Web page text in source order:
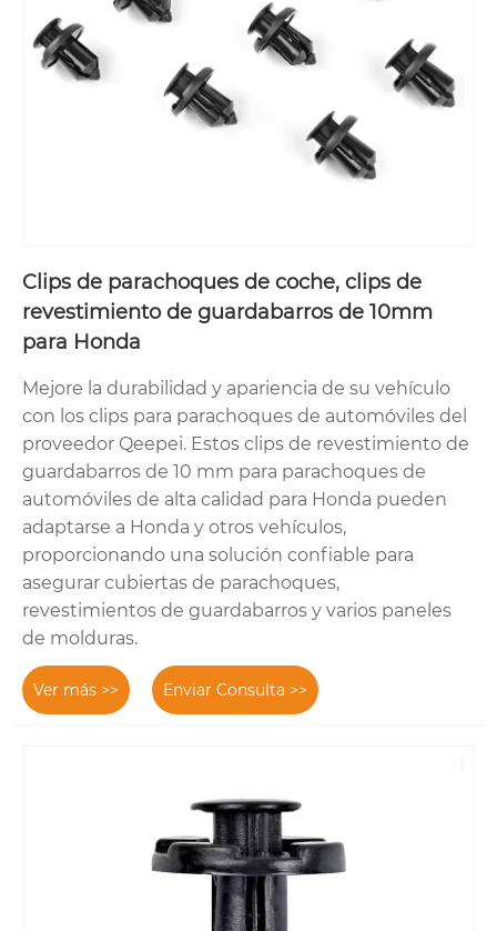
Clips de parachoques de coche, clips de
revestimiento de guardabarros de 10mm
para Honda
Mejore la durabilidad y apariencia de su vehículo
con los clips para parachoques de automóviles del
proveedor Qeepei. Estos clips de revestimiento de
guardabarros de 10 mm para parachoques de
automóviles de alta calidad para Honda pueden
adaptarse a Honda y otros vehículos,
proporcionando una solución confiable para
asegurar cubiertas de parachoques,
revestimientos de guardabarros y varios paneles
de molduras.
Ver más >> Enviar Consulta >>